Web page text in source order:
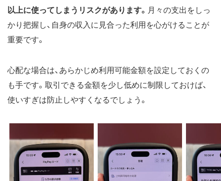
以上に使ってしまうリスクがあります。 月々の支出をしっ
かり把握し、自身の収入に見合った利用を心がけることが
重要です。
心配な場合は、あらかじめ利用可能金額を設定しておくの
も手です。取引できる金額を少し低めに制限しておけば、
使いすぎは防止しやすくなるでしょう。